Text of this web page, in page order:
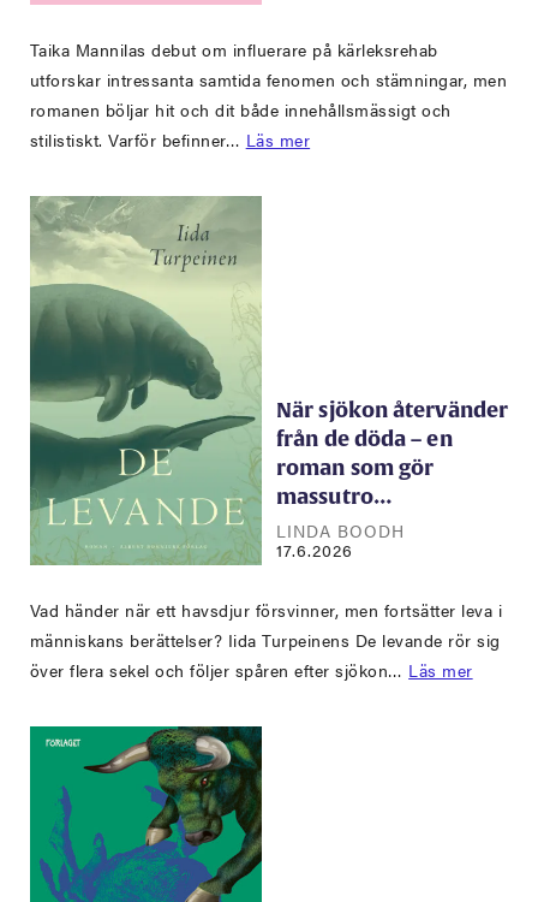
Taika Mannilas debut om influerare på kärleksrehab
utforskar intressanta samtida fenomen och stämningar, men
romanen böljar hit och dit både innehållsmässigt och
stilistiskt. Varför befinner… Läs mer
När sjökon återvänder
från de döda – en
roman som gör
massutro…
LINDA BOODH
17.6.2026
Vad händer när ett havsdjur försvinner, men fortsätter leva i
människans berättelser? Iida Turpeinens De levande rör sig
över flera sekel och följer spåren efter sjökon… Läs mer